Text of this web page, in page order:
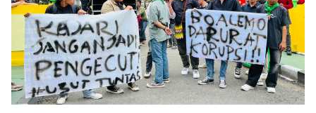
Follow
Kabarbaru